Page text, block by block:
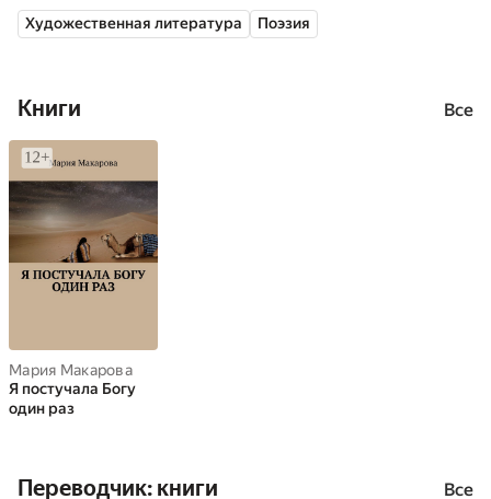
Художественная литература Поэзия
Книги Все
Мария Макарова
Я постучала Богу
один раз
Переводчик: книги Все